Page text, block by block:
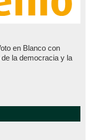
en Blanco con
la democracia y la